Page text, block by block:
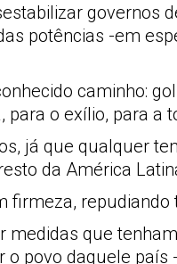
governos
potências -em
caminho:
o exílio, para a
já que qualquer
da América
firmeza,
medidas que
povo daquele